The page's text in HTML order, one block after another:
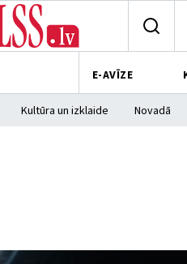
E-AVĪZE
Kultūra un izklaide Novadā